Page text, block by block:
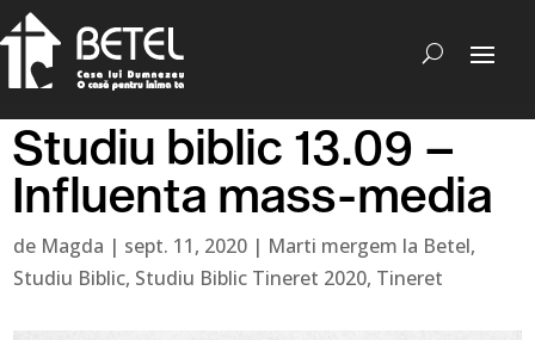
Studiu biblic 13.09 –
Influenta mass-media
de Magda | sept. 11, 2020 | Marti mergem la Betel,
Studiu Biblic, Studiu Biblic Tineret 2020, Tineret